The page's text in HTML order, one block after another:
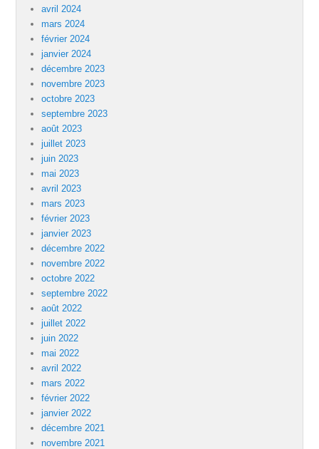
avril 2024
mars 2024
février 2024
janvier 2024
décembre 2023
novembre 2023
octobre 2023
septembre 2023
août 2023
juillet 2023
juin 2023
mai 2023
avril 2023
mars 2023
février 2023
janvier 2023
décembre 2022
novembre 2022
octobre 2022
septembre 2022
août 2022
juillet 2022
juin 2022
mai 2022
avril 2022
mars 2022
février 2022
janvier 2022
décembre 2021
novembre 2021